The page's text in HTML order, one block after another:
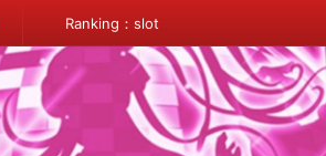
Ranking：slot